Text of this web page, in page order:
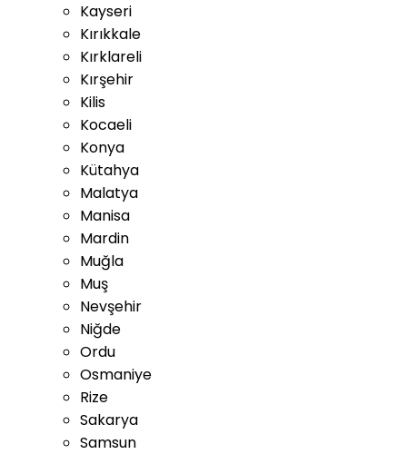
Kayseri
Kırıkkale
Kırklareli
Kırşehir
Kilis
Kocaeli
Konya
Kütahya
Malatya
Manisa
Mardin
Muğla
Muş
Nevşehir
Niğde
Ordu
Osmaniye
Rize
Sakarya
Samsun